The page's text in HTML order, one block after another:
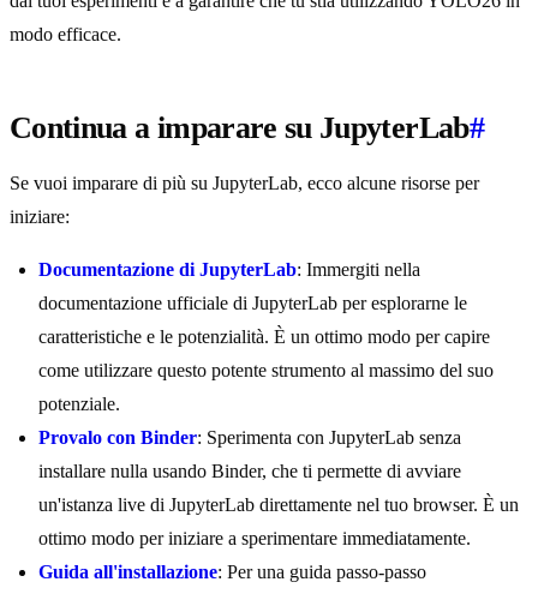
modo efficace.
Continua a imparare su JupyterLab#
Se vuoi imparare di più su JupyterLab, ecco alcune risorse per
iniziare:
Documentazione di JupyterLab: Immergiti nella
documentazione ufficiale di JupyterLab per esplorarne le
caratteristiche e le potenzialità. È un ottimo modo per capire
come utilizzare questo potente strumento al massimo del suo
potenziale.
Provalo con Binder: Sperimenta con JupyterLab senza
installare nulla usando Binder, che ti permette di avviare
un'istanza live di JupyterLab direttamente nel tuo browser. È un
ottimo modo per iniziare a sperimentare immediatamente.
Guida all'installazione: Per una guida passo-passo